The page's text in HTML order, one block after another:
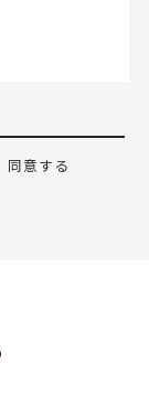
同意する